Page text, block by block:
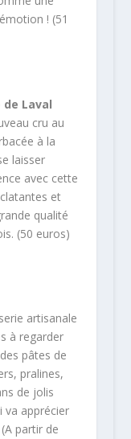
! (51
Laval
cru au
à la
laisser
avec cette
et
qualité
(50 euros)
artisanale
à regarder
pâtes de
pralines,
de jolis
va apprécier
partir de